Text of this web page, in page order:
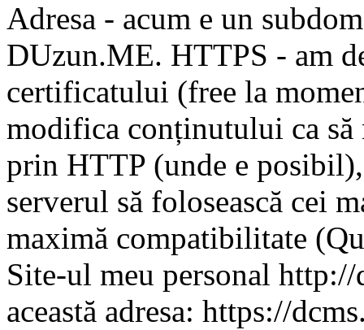
Adresa - acum e un
DUzun.ME. HTTPS - am
certificatului (free la
modifica conținutului ca să
prin HTTP (unde e
serverul să folosească cei
maximă compatibilitate
Site-ul meu personal
această adresa: https://